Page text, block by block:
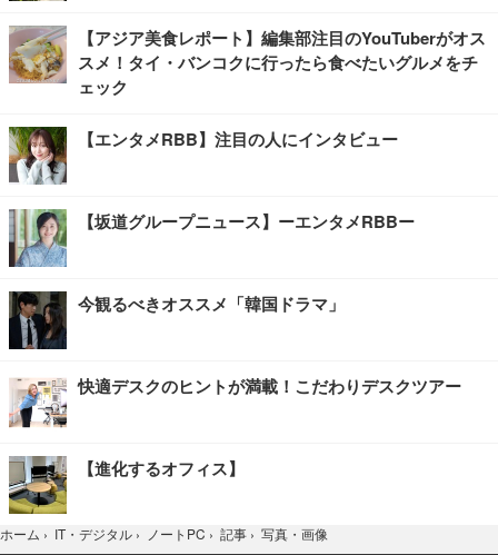
【アジア美食レポート】編集部注目のYouTuberがオス
スメ！タイ・バンコクに行ったら食べたいグルメをチ
ェック
【エンタメRBB】注目の人にインタビュー
【坂道グループニュース】ーエンタメRBBー
今観るべきオススメ「韓国ドラマ」
快適デスクのヒントが満載！こだわりデスクツアー
【進化するオフィス】
ホーム › IT・デジタル › ノートPC › 記事 › 写真・画像